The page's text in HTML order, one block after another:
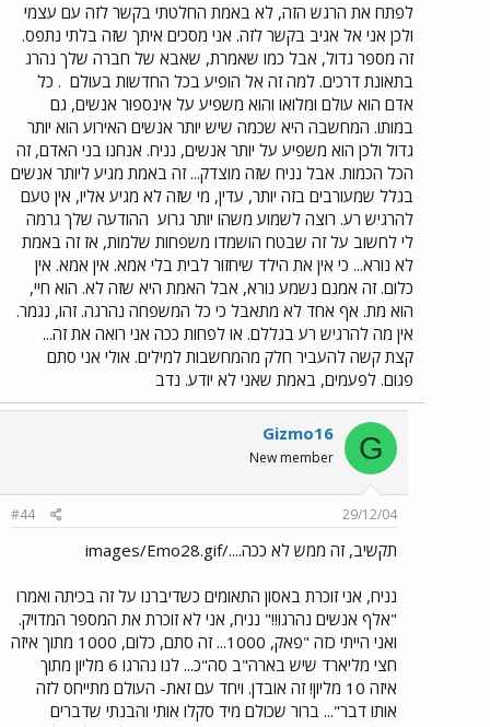
לפתח את הרגש הזה, לא באמת החלטתי בקשר לזה עם עצמי
ולכן אני אל אגיב בקשר לזה. אני מסכים איתך שזה בלתי נתפס.
זה מספר גדול, אבל כמו שאמרת, שאבא של חברה שלך נהרג
בתאונת דרכים. למה זה אל הופיע בכל החדשות בעולם . כל
אדם הוא עולם ומלואו והוא משפיע על אינספור אנשים, גם
במותו. המחשבה היא שכמה שיש יותר אנשים האירוע הוא יותר
גדול ולכן הוא משפיע על יותר אנשים, נניח. אנחנו בני האדם, זה
הכל הכמות. אבל נניח שזה מוצדק... זה באמת מגיע ליותר אנשים
בגלל שמעורבים בזה יותר, עדין, מי שזה לא מגיע אליו, אין טעם
להרגיש רע. רוצה לשמוע משהו יותר גרוע ההודעה שלך גרמה
לי לחשוב על זה שבטח הושמדו משפחות שלמות, אז זה באמת
לא נורא... כי אין את הילד שיחזור לבית בלי אמא. אין אמא. אין
כלום. זה אמנם נשמע נורא, אבל האמת היא שזה לא. הוא חיי,
הוא מת. אף אחד לא מתאבל כי כל המשפחה נהרגה. זהו, נגמר.
אין מה להרגיש רע בגללם. או לפחות ככה אני רואה את זה...
קצת קשה להעביר חלק מהמחשבות למילים. אולי אני סתם
פגום. לפעמים, באמת שאני לא יודע. נדב
G
Gizmo16
New member
29/12/04
#44
תקשיב, זה ממש לא ככה..../images/Emo28.gif
נניח, אני זוכרת באסון התאומים כשדיברנו על זה בכיתה ואמרו
"אלף אנשים נהרגו!!" נניח, אני לא זוכרת את המספר המדויק.
ואני הייתי כזה "פאק, 1000... זה סתם, כלום, 1000 מתוך איזה
חצי מליארד שיש בארה"ב סה"כ... לנו נהרגו 6 מליון מתוך
איזה 10 מליון! זה אובדן. ויחד עם זאת- העולם מתייחס לזה
אותו דבר"... ברור שכולם מיד סקלו אותי והבנתי שדברים